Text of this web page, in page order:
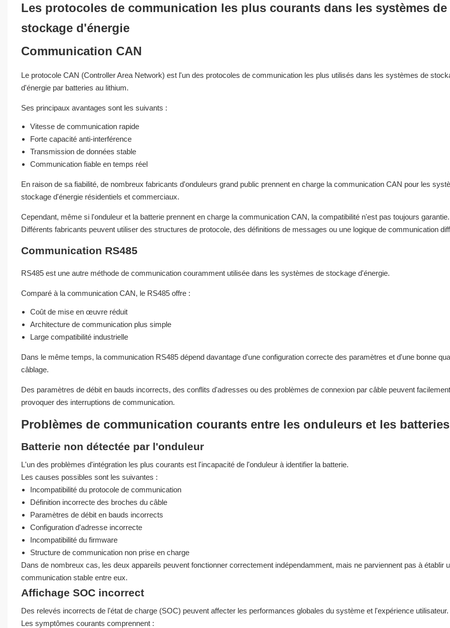
Les protocoles de communication les plus courants dans les systèmes de
stockage d'énergie
Communication CAN
Le protocole CAN (Controller Area Network) est l'un des protocoles de communication les plus utilisés dans les systèmes de
d'énergie par batteries au lithium.
Ses principaux avantages sont les suivants :
Vitesse de communication rapide
Forte capacité anti-interférence
Transmission de données stable
Communication fiable en temps réel
En raison de sa fiabilité, de nombreux fabricants d'onduleurs grand public prennent en charge la communication CAN pour les
stockage d'énergie résidentiels et commerciaux.
Cependant, même si l'onduleur et la batterie prennent en charge la communication CAN, la compatibilité n'est pas toujours garantie.
Différents fabricants peuvent utiliser des structures de protocole, des définitions de messages ou une logique de communication
Communication RS485
RS485 est une autre méthode de communication couramment utilisée dans les systèmes de stockage d'énergie.
Comparé à la communication CAN, le RS485 offre :
Coût de mise en œuvre réduit
Architecture de communication plus simple
Large compatibilité industrielle
Dans le même temps, la communication RS485 dépend davantage d'une configuration correcte des paramètres et d'une bonne
câblage.
Des paramètres de débit en bauds incorrects, des conflits d'adresses ou des problèmes de connexion par câble peuvent facilement
provoquer des interruptions de communication.
Problèmes de communication courants entre les onduleurs et les batteries
Batterie non détectée par l'onduleur
L'un des problèmes d'intégration les plus courants est l'incapacité de l'onduleur à identifier la batterie.
Les causes possibles sont les suivantes :
Incompatibilité du protocole de communication
Définition incorrecte des broches du câble
Paramètres de débit en bauds incorrects
Configuration d'adresse incorrecte
Incompatibilité du firmware
Structure de communication non prise en charge
Dans de nombreux cas, les deux appareils peuvent fonctionner correctement indépendamment, mais ne parviennent pas à établir
communication stable entre eux.
Affichage SOC incorrect
Des relevés incorrects de l'état de charge (SOC) peuvent affecter les performances globales du système et l'expérience utilisateur.
Les symptômes courants comprennent :